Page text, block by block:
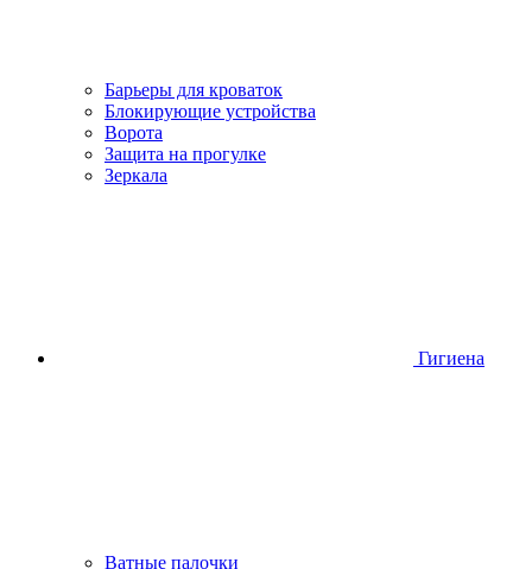
Барьеры для кроваток
Блокирующие устройства
Ворота
Защита на прогулке
Зеркала
Гигиена
Ватные палочки